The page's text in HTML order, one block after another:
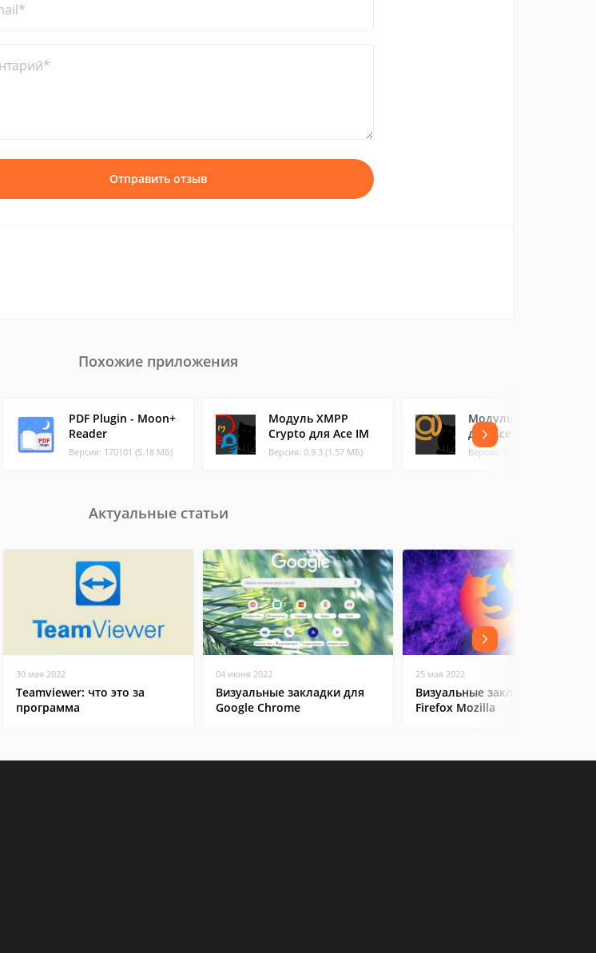
Отправить отзыв
Похожие приложения
PDF Plugin - Moon+
Reader
Версия: 170101 (5.18 МБ)
Модуль XMPP
Crypto для Ace IM
Версия: 0.9.3 (1.57 МБ)
Модуль Mail.Ru
для Ace IM
Версия: 0.9.3 (0.43 МБ)
Актуальные статьи
30 мая 2022
Teamviewer: что это за
программа
04 июня 2022
Визуальные закладки для
Google Chrome
25 мая 2022
Визуальные закладки в
Firefox Mozilla